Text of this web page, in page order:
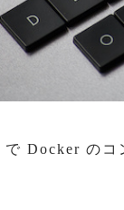
Docker のコ